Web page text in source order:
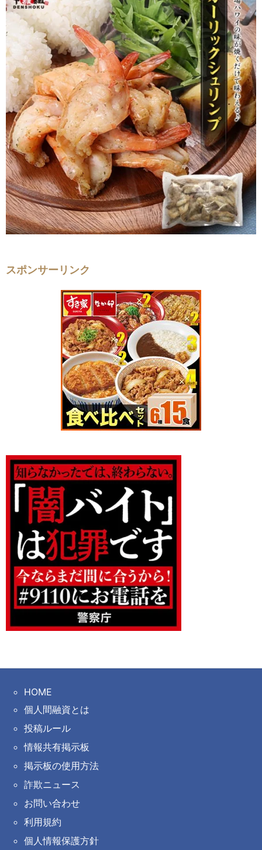
スポンサーリンク
HOME
個人間融資とは
投稿ルール
情報共有掲示板
掲示板の使用方法
詐欺ニュース
お問い合わせ
利用規約
個人情報保護方針